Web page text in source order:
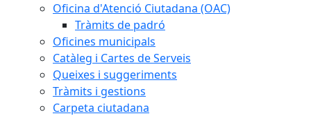
Oficina d'Atenció Ciutadana (OAC)
Tràmits de padró
Oficines municipals
Catàleg i Cartes de Serveis
Queixes i suggeriments
Tràmits i gestions
Carpeta ciutadana